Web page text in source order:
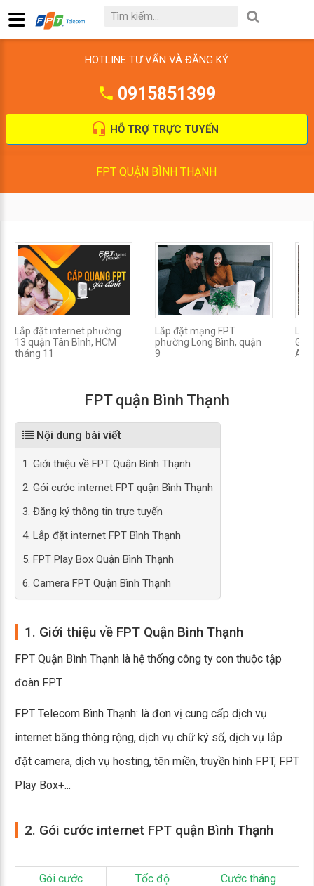
HOTLINE TƯ VẤN VÀ ĐĂNG KÝ
0915851399
HỖ TRỢ TRỰC TUYẾN
FPT QUẬN BÌNH THẠNH
Lắp đặt internet phường
13 quận Tân Bình, HCM
tháng 11
Lắp đặt mạng FPT
phường Long Bình, quận
9
A,
FPT quận Bình Thạnh
Nội dung bài viết
1. Giới thiệu về FPT Quận Bình Thạnh
2. Gói cước internet FPT quận Bình Thạnh
3. Đăng ký thông tin trực tuyến
4. Lắp đặt internet FPT Bình Thạnh
5. FPT Play Box Quận Bình Thạnh
6. Camera FPT Quận Bình Thạnh
1. Giới thiệu về FPT Quận Bình Thạnh
FPT Quận Bình Thạnh là hệ thống công ty con thuộc tập
đoàn FPT.
FPT Telecom Bình Thạnh: là đơn vị cung cấp dịch vụ
internet băng thông rộng, dịch vụ chữ ký số, dịch vụ lắp
đặt camera, dịch vụ hosting, tên miền, truyền hình FPT, FPT
Play Box+...
2. Gói cước internet FPT quận Bình Thạnh
Gói cước Tốc độ
Cước tháng